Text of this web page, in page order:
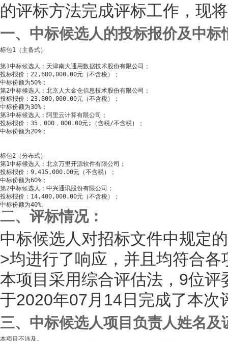
的评标方法完成评标工作，现
一、中标候选人的投标报价及中标
标包1（主备式）
第1中标候选人：天津南大通用数据技术股份有限公司；
投标报价：22,680,000.00元（不含税）；
中标份额为50%；
第2中标候选人：北京人大金仓信息技术股份有限公司；
投标报价：23,800,000.00元（不含税）；
中标份额为30%；
第3中标候选人：阿里云计算有限公司；
投标报价：35，000，000.00元;（含税/不含税）；
中标份额为20%；
标包2（分布式）
第1中标候选人：北京万里开源软件有限公司；
投标报价：9,415,000.00元（不含税）；
中标份额为60%；
第2中标候选人：中兴通讯股份有限公司；
投标报价：14,400,000.00元（不含税）；
二、评标情况：
中标候选人对招标文件中规定
>均进行了响应，并且均符合各
本项目采用综合评估法，9位
于2020年07月14日完成了本次
三、中标候选人项目负责人姓名及